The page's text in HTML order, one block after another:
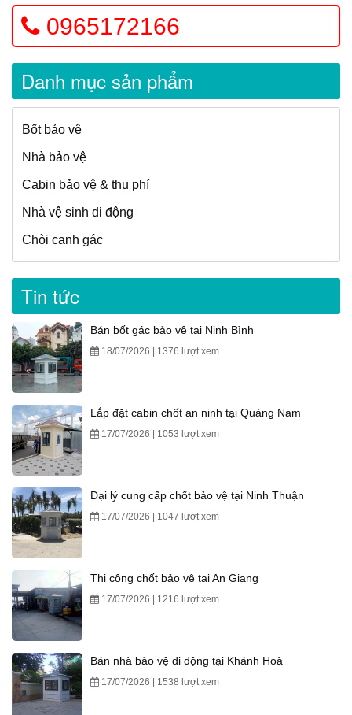
0965172166
Danh mục sản phẩm
Bốt bảo vệ
Nhà bảo vệ
Cabin bảo vệ & thu phí
Nhà vệ sinh di động
Chòi canh gác
Tin tức
Bán bốt gác bảo vệ tại Ninh Bình
18/07/2026 | 1376 lượt xem
Lắp đặt cabin chốt an ninh tại Quảng Nam
17/07/2026 | 1053 lượt xem
Đại lý cung cấp chốt bảo vệ tại Ninh Thuận
17/07/2026 | 1047 lượt xem
Thi công chốt bảo vệ tại An Giang
17/07/2026 | 1216 lượt xem
Bán nhà bảo vệ di động tại Khánh Hoà
17/07/2026 | 1538 lượt xem